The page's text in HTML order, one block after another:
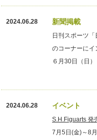
2024.06.28 新聞掲載
日刊スポーツ
のコーナーにイ
６月30日（日）
2024.06.28 イベント
S.H.Figuarts 発
7月5日(金)～